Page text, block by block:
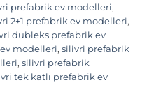
prefabrik ev modelleri,
2+1 prefabrik ev modelleri,
dubleks prefabrik ev
modelleri, silivri prefabrik
, silivri prefabrik
tek katlı prefabrik ev